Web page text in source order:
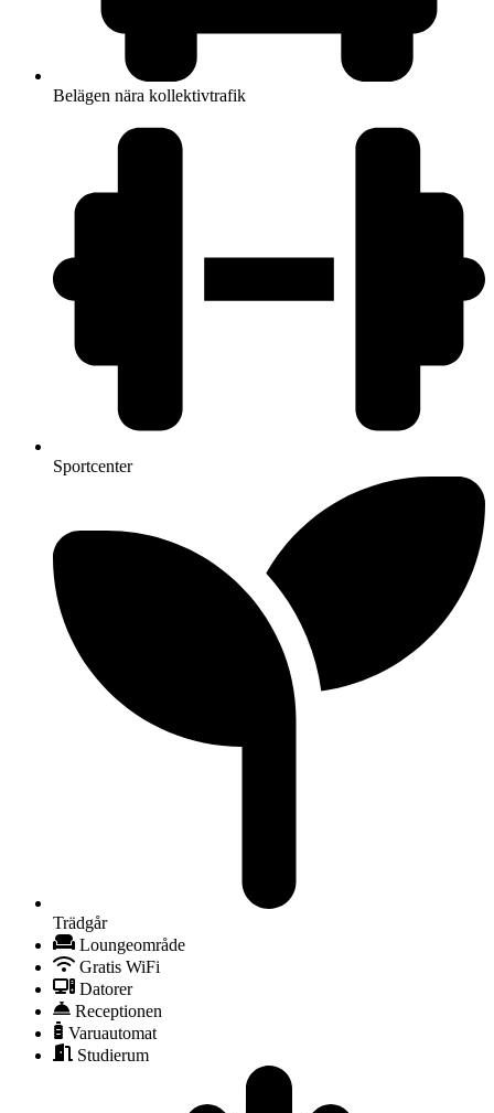
Belägen nära kollektivtrafik
Sportcenter
Trädgår
Loungeområde
Gratis WiFi
Datorer
Receptionen
Varuautomat
Studierum